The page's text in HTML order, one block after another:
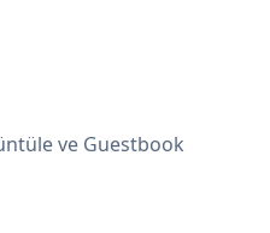
ve Guestbook